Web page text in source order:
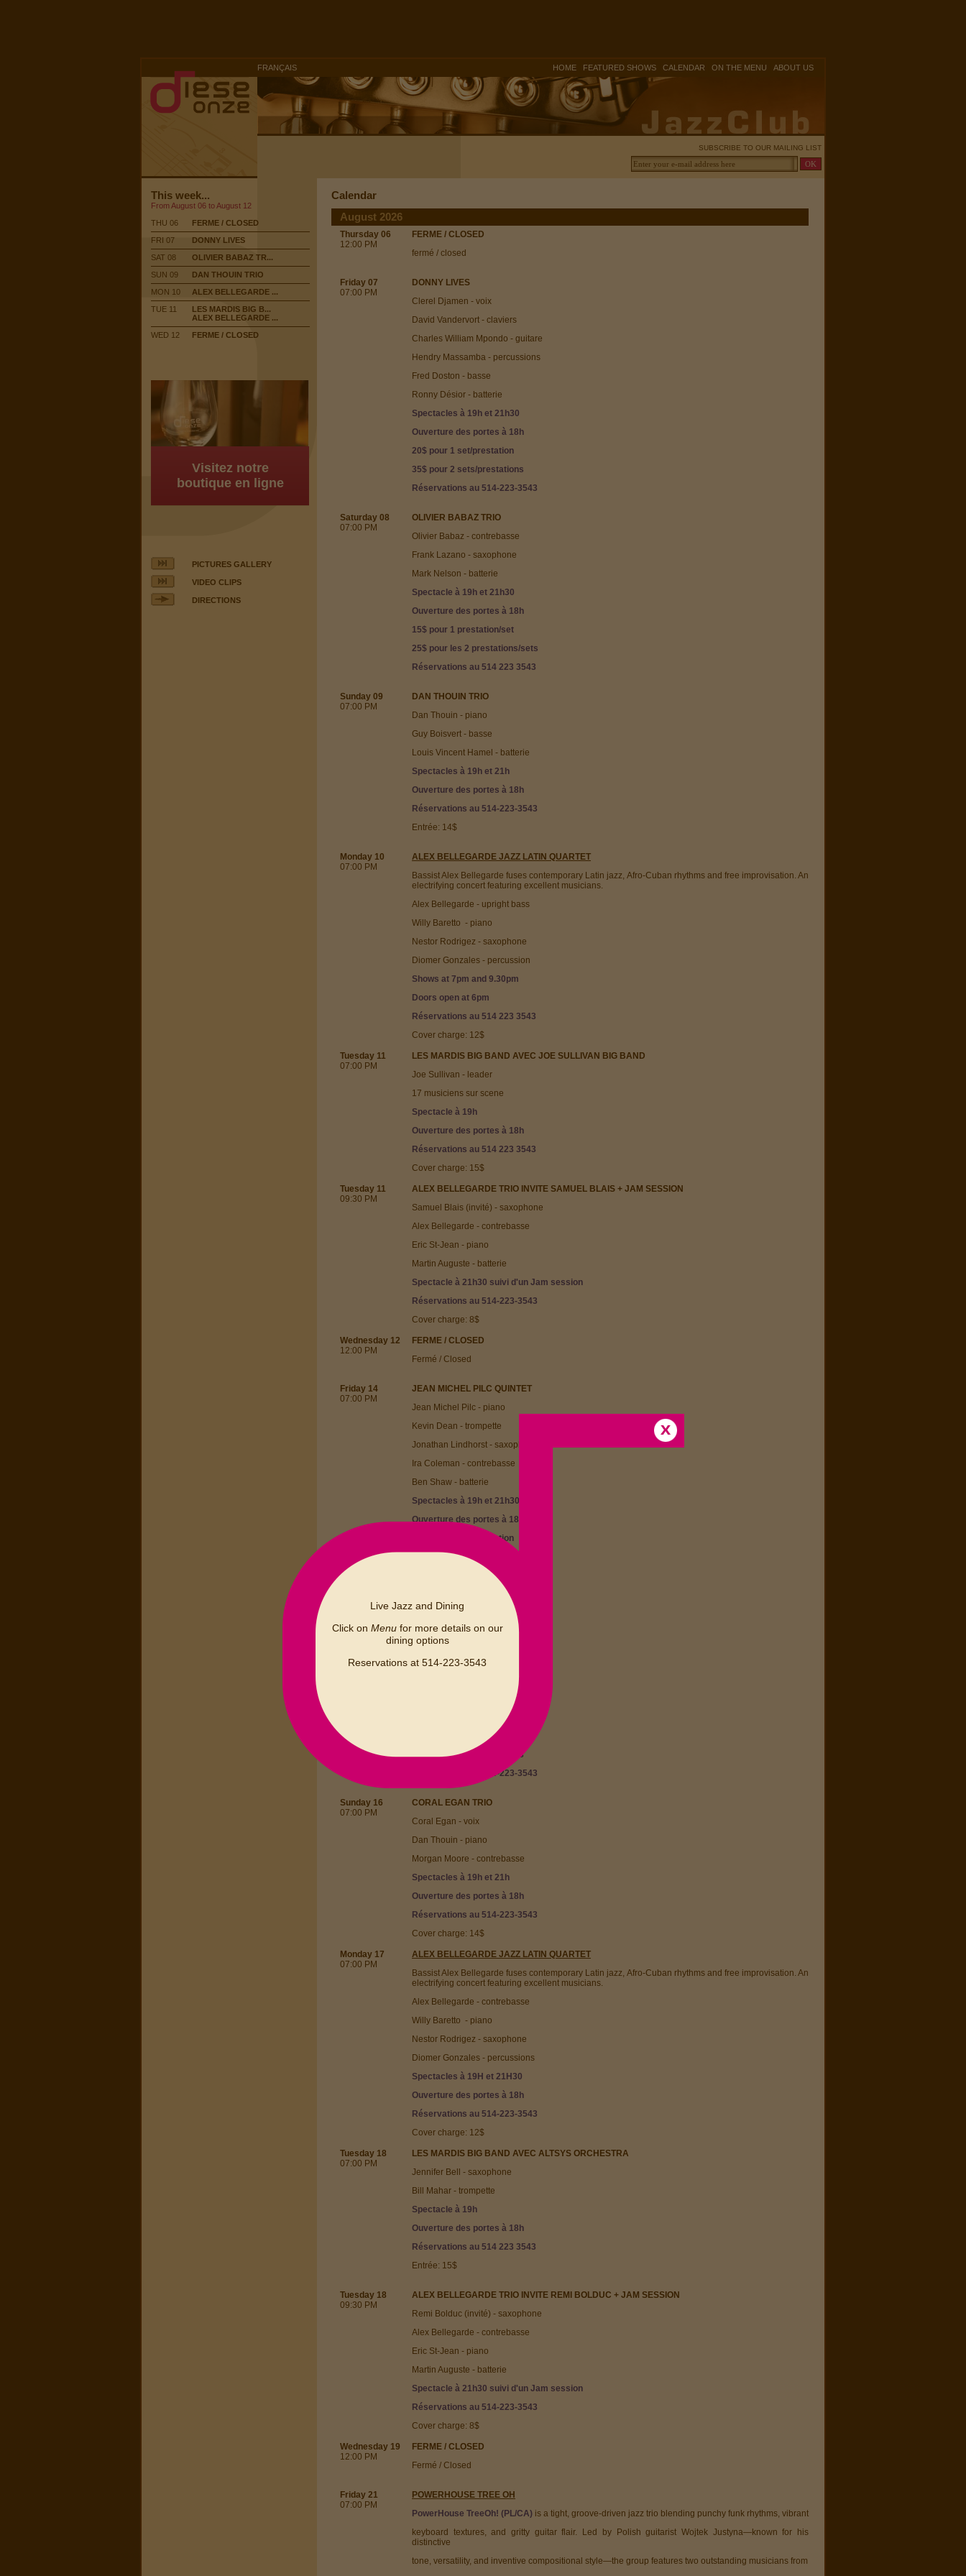
FRANÇAIS HOME FEATURED SHOWS CALENDAR ON THE MENU ABOUT US
SUBSCRIBE TO OUR MAILING LIST
This week...
From August 06 to August 12
THU 06
FERME / CLOSED
FRI 07
DONNY LIVES
SAT 08
OLIVIER BABAZ TR...
SUN 09
DAN THOUIN TRIO
MON 10
ALEX BELLEGARDE ...
TUE 11
LES MARDIS BIG B...
ALEX BELLEGARDE ...
WED 12
FERME / CLOSED
Visitez notre
boutique en ligne
PICTURES GALLERY
VIDEO CLIPS
DIRECTIONS
Calendar
August 2026
Thursday 06
12:00 PM
FERME / CLOSED
fermé / closed
Friday 07
07:00 PM
DONNY LIVES
Clerel Djamen - voix
David Vandervort - claviers
Charles William Mpondo - guitare
Hendry Massamba - percussions
Fred Doston - basse
Ronny Désior - batterie
Spectacles à 19h et 21h30
Ouverture des portes à 18h
20$ pour 1 set/prestation
35$ pour 2 sets/prestations
Réservations au 514-223-3543
Saturday 08
07:00 PM
OLIVIER BABAZ TRIO
Olivier Babaz - contrebasse
Frank Lazano - saxophone
Mark Nelson - batterie
Spectacle à 19h et 21h30
Ouverture des portes à 18h
15$ pour 1 prestation/set
25$ pour les 2 prestations/sets
Réservations au 514 223 3543
Sunday 09
07:00 PM
DAN THOUIN TRIO
Dan Thouin - piano
Guy Boisvert - basse
Louis Vincent Hamel - batterie
Spectacles à 19h et 21h
Ouverture des portes à 18h
Réservations au 514-223-3543
Entrée: 14$
Monday 10
07:00 PM
ALEX BELLEGARDE JAZZ LATIN QUARTET
Bassist Alex Bellegarde fuses contemporary Latin jazz, Afro-Cuban rhythms and free improvisation. An
electrifying concert featuring excellent musicians.
Alex Bellegarde - upright bass
Willy Baretto - piano
Nestor Rodrigez - saxophone
Diomer Gonzales - percussion
Shows at 7pm and 9.30pm
Doors open at 6pm
Réservations au 514 223 3543
Cover charge: 12$
Tuesday 11
07:00 PM
LES MARDIS BIG BAND AVEC JOE SULLIVAN BIG BAND
Joe Sullivan - leader
17 musiciens sur scene
Spectacle à 19h
Ouverture des portes à 18h
Réservations au 514 223 3543
Cover charge: 15$
Tuesday 11
09:30 PM
ALEX BELLEGARDE TRIO INVITE SAMUEL BLAIS + JAM SESSION
Samuel Blais (invité) - saxophone
Alex Bellegarde - contrebasse
Eric St-Jean - piano
Martin Auguste - batterie
Spectacle à 21h30 suivi d'un Jam session
Réservations au 514-223-3543
Cover charge: 8$
Wednesday 12
12:00 PM
FERME / CLOSED
Fermé / Closed
Friday 14
07:00 PM
JEAN MICHEL PILC QUINTET
Jean Michel Pilc - piano
Kevin Dean - trompette
Jonathan Lindhorst - saxophone
Ira Coleman - contrebasse
Ben Shaw - batterie
Spectacles à 19h et 21h30
Ouverture des portes à 18h
15$ pour 1 set/prestation
25$ pour 2 sets/prestations
Réservations au 514-223-3543
Saturday 15
YANNICK RIEU QUARTET
Yannick Rieu - saxophone
Kate Wyatt - piano
Adrian Vedady - contrebasse
à 19h et 21h30
Ouverture des portes à 18h
15$ pour 1 set/prestation
25$ pour 2 sets/prestations
Réservations au 514-223-3543
Sunday 16
07:00 PM
CORAL EGAN TRIO
Coral Egan - voix
Dan Thouin - piano
Morgan Moore - contrebasse
Spectacles à 19h et 21h
Ouverture des portes à 18h
Réservations au 514-223-3543
Cover charge: 14$
Monday 17
07:00 PM
ALEX BELLEGARDE JAZZ LATIN QUARTET
Bassist Alex Bellegarde fuses contemporary Latin jazz, Afro-Cuban rhythms and free improvisation. An
electrifying concert featuring excellent musicians.
Alex Bellegarde - contrebasse
Willy Baretto - piano
Nestor Rodrigez - saxophone
Diomer Gonzales - percussions
Spectacles à 19H et 21H30
Ouverture des portes à 18h
Réservations au 514-223-3543
Cover charge: 12$
Tuesday 18
07:00 PM
LES MARDIS BIG BAND AVEC ALTSYS ORCHESTRA
Jennifer Bell - saxophone
Bill Mahar - trompette
Spectacle à 19h
Ouverture des portes à 18h
Réservations au 514 223 3543
Entrée: 15$
Tuesday 18
09:30 PM
ALEX BELLEGARDE TRIO INVITE REMI BOLDUC + JAM SESSION
Remi Bolduc (invité) - saxophone
Alex Bellegarde - contrebasse
Eric St-Jean - piano
Martin Auguste - batterie
Spectacle à 21h30 suivi d'un Jam session
Réservations au 514-223-3543
Cover charge: 8$
Wednesday 19
12:00 PM
FERME / CLOSED
Fermé / Closed
Friday 21
07:00 PM
POWERHOUSE TREE OH
PowerHouse TreeOh! (PL/CA) is a tight, groove-driven jazz trio blending punchy funk rhythms, vibrant
keyboard textures, and gritty guitar flair. Led by Polish guitarist Wojtek Justyna—known for his
distinctive
tone, versatility, and inventive compositional style—the group features two outstanding musicians from
Live Jazz and Dining
Click on Menufor more details on our
dining options
Reservations at 514-223-3543